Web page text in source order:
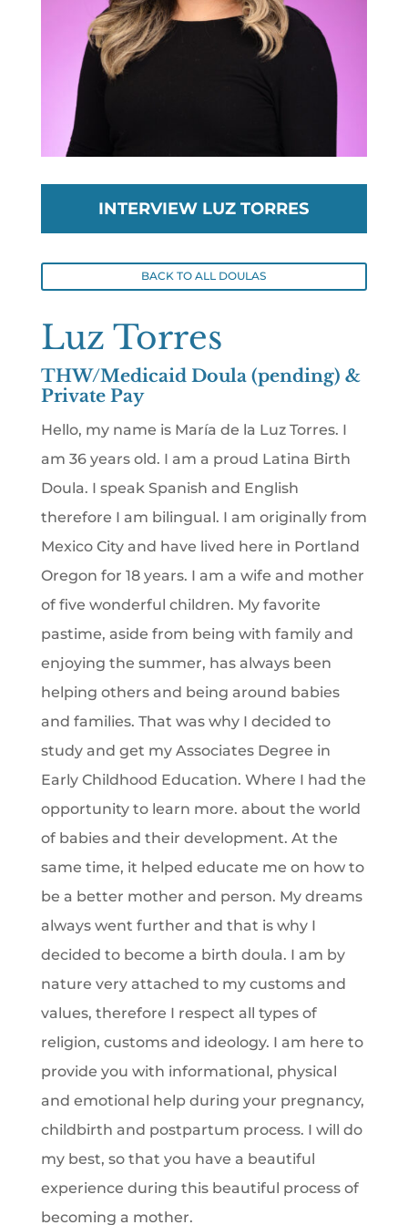
INTERVIEW LUZ TORRES
BACK TO ALL DOULAS
Luz Torres
THW/Medicaid Doula (pending) &
Private Pay
Hello, my name is María de la Luz Torres. I
am 36 years old. I am a proud Latina Birth
Doula. I speak Spanish and English
therefore I am bilingual. I am originally from
Mexico City and have lived here in Portland
Oregon for 18 years. I am a wife and mother
of five wonderful children. My favorite
pastime, aside from being with family and
enjoying the summer, has always been
helping others and being around babies
and families. That was why I decided to
study and get my Associates Degree in
Early Childhood Education. Where I had the
opportunity to learn more. about the world
of babies and their development. At the
same time, it helped educate me on how to
be a better mother and person. My dreams
always went further and that is why I
decided to become a birth doula. I am by
nature very attached to my customs and
values, therefore I respect all types of
religion, customs and ideology. I am here to
provide you with informational, physical
and emotional help during your pregnancy,
childbirth and postpartum process. I will do
my best, so that you have a beautiful
experience during this beautiful process of
becoming a mother.